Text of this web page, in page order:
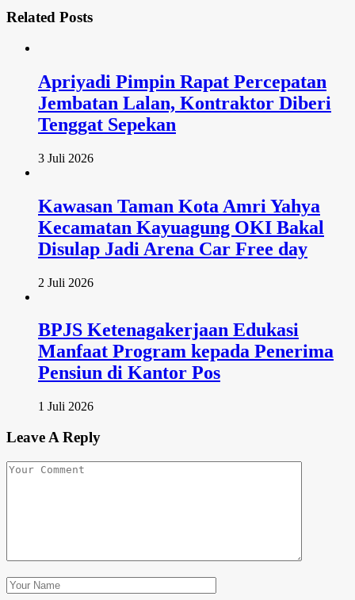
Related Posts
Apriyadi Pimpin Rapat Percepatan
Jembatan Lalan, Kontraktor Diberi
Tenggat Sepekan
3 Juli 2026
Kawasan Taman Kota Amri Yahya
Kecamatan Kayuagung OKI Bakal
Disulap Jadi Arena Car Free day
2 Juli 2026
BPJS Ketenagakerjaan Edukasi
Manfaat Program kepada Penerima
Pensiun di Kantor Pos
1 Juli 2026
Leave A Reply